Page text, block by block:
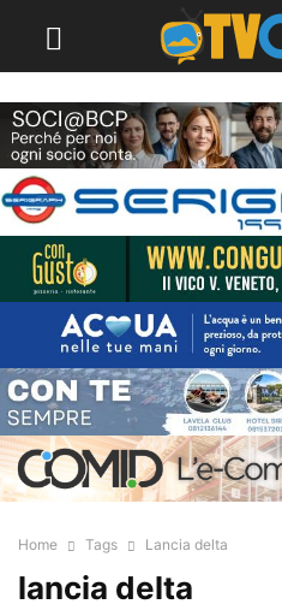
Home Tags Lancia delta
lancia delta